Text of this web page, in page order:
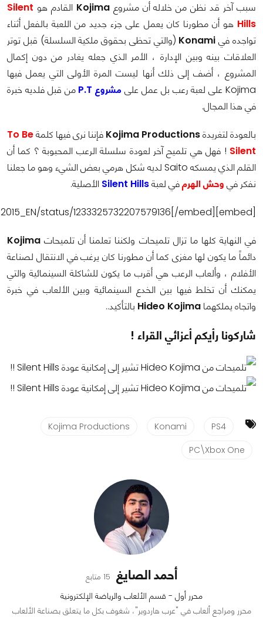
سبب آخر قد نظن من خلاله أن مشروعKojima القادم هو Silent
Hills هو أن مطورنا كان يعمل على جزء جديد من اللعبة بالفعل أثناء
تواجده في Konami (والتي تحظى بحقوق ملكية السلسلة) قبل توتر
العلاقات بينه وبين الإدارة ، الأمر الذي جعله يغادر من دون إكمال
المشروع ، أضف إلى ذلك أنها ليست المرة الأولى التي يعمل فيها
Kojima على لعبة رعب بل عمل على
مشروع P.T
من قبل فلديه خبرة
في هذا المجال.
بالعودة لتغريدةKojima Productions فإننا نرى فيها كلمةTo Be
Silent ! فهل هي تلميح آخر لعودة سلسلة الرعب المحبوبة ؟ كما أن
القلم الذي يمسكه Saito لديه شكل هرمي بعض الشيء وهو ما جعلنا
نفكر في وحش الهرمفي لعبةSilent Hills الأصلية.
في النهاية كلها ما تزال تلميحات ولكننا تعلمنا أن تلميحات Kojima
دائماً ما يكون لها مغزى كما أن مطورنا كان يرغب في الانتقال لصناعة
الأفلام ، وألعاب الرعب هي أقرب ما يكون للشاكلة السينمائية والتي
يمكنك أن تخلط فيها بين الخدع السينمائية وبين الألعاب في خبرة
واتجاه يملكهما
بالتأكيد..
شاركونا رأيكم أعزائي القراء !
PS4
Konami
Kojima Productions
PC\Xbox One
أحمد الصايغ 15 متابع
محرر أول - قسم الألعاب والرياضة الإلكترونية
محرر ومراجع ألعاب في "عرب هاردوير"، شغوف بكل ما يتعلق بصناعة الألعاب